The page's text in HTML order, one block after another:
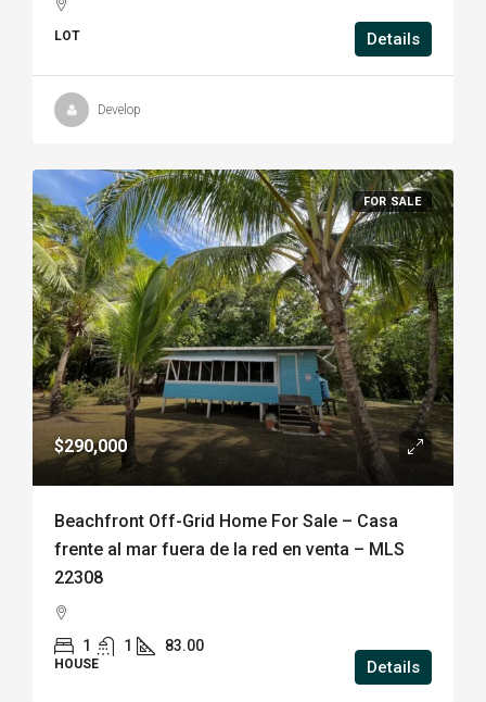
LOT Details
Develop
FOR SALE
$290,000
Beachfront Off-Grid Home For Sale – Casa
frente al mar fuera de la red en venta – MLS
22308
1 1 83.00
HOUSE Details